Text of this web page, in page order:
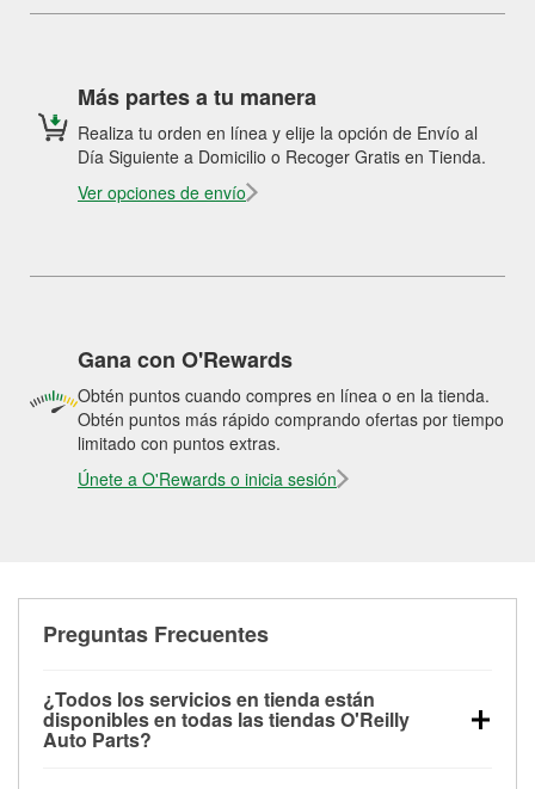
Más partes a tu manera
Realiza tu orden en línea y elije la opción de Envío al
Día Siguiente a Domicilio o Recoger Gratis en Tienda.
Ver opciones de envío
Gana con O'Rewards
Obtén puntos cuando compres en línea o en la tienda.
Obtén puntos más rápido comprando ofertas por tiempo
limitado con puntos extras.
Únete a O'Rewards o inicia sesión
Preguntas Frecuentes
¿Todos los servicios en tienda están
disponibles en todas las tiendas O'Reilly
Auto Parts?